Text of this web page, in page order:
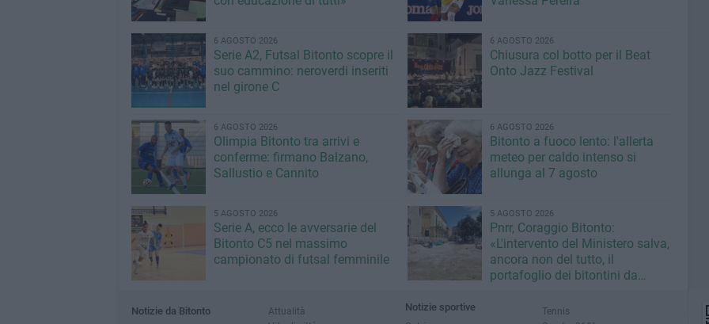
6 AGOSTO 2026
Serie A2, Futsal Bitonto scopre il
suo cammino: neroverdi inseriti
nel girone C
6 AGOSTO 2026
Chiusura col botto per il Beat
Onto Jazz Festival
6 AGOSTO 2026
Olimpia Bitonto tra arrivi e
conferme: firmano Balzano,
Sallustio e Cannito
6 AGOSTO 2026
Bitonto a fuoco lento: l'allerta
meteo per caldo intenso si
allunga al 7 agosto
5 AGOSTO 2026
Serie A, ecco le avversarie del
Bitonto C5 nel massimo
campionato di futsal femminile
5 AGOSTO 2026
Pnrr, Coraggio Bitonto:
«L'intervento del Ministero salva,
ancora non del tutto, il
portafoglio dei bitontini da
Notizie da Bitonto
Attualità
Notizie sportive
Tennis